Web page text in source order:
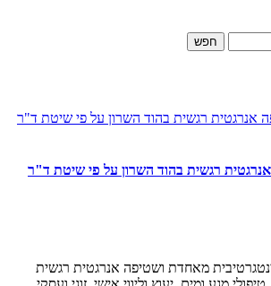
חפש
רגשית בהוד השרון על פי שיטת ד"ר
מאחדת ושטיפה אנרגטית רגשית